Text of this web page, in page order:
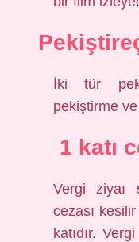
İki tür
pekiştirme
1 katı
Vergi ziyaı
cezası
katıdır.